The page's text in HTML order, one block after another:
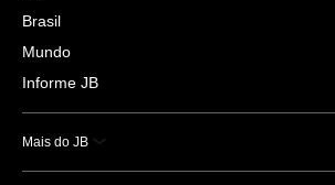
Brasil
Mundo
Informe JB
Mais do JB
Esportes